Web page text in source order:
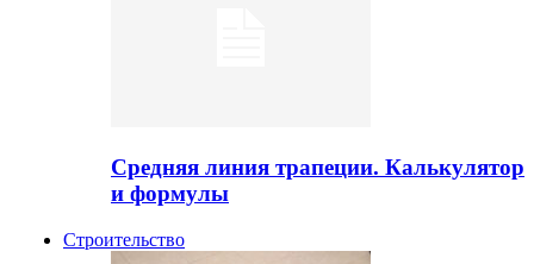
Средняя линия трапеции. Калькулятор
и формулы
Строительство